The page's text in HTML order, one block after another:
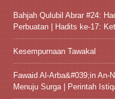
Bahjah Qulubil Abrar #24:
Perbuatan | Hadits ke-17:
Kesempurnaan Tawakal
Fawaid Al-Arba&#039;in An-
Menuju Surga | Perintah